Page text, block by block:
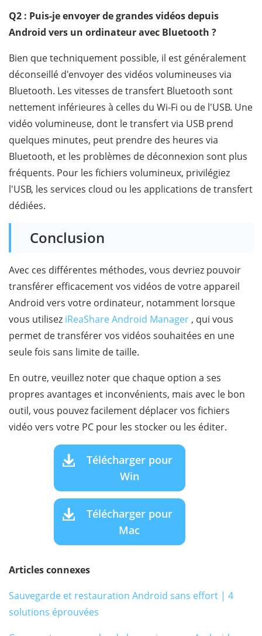
Q2 : Puis-je envoyer de grandes vidéos depuis
Android vers un ordinateur avec Bluetooth ?
Bien que techniquement possible, il est généralement
déconseillé d'envoyer des vidéos volumineuses via
Bluetooth. Les vitesses de transfert Bluetooth sont
nettement inférieures à celles du Wi-Fi ou de l'USB. Une
vidéo volumineuse, dont le transfert via USB prend
quelques minutes, peut prendre des heures via
Bluetooth, et les problèmes de déconnexion sont plus
fréquents. Pour les fichiers volumineux, privilégiez
l'USB, les services cloud ou les applications de transfert
dédiées.
Conclusion
Avec ces différentes méthodes, vous devriez pouvoir
transférer efficacement vos vidéos de votre appareil
Android vers votre ordinateur, notamment lorsque
vous utilisez iReaShare Android Manager , qui vous
permet de transférer vos vidéos souhaitées en une
seule fois sans limite de taille.
En outre, veuillez noter que chaque option a ses
propres avantages et inconvénients, mais avec le bon
outil, vous pouvez facilement déplacer vos fichiers
vidéo vers votre PC pour les stocker ou les éditer.
Télécharger pour
Win
Télécharger pour
Mac
Articles connexes
Sauvegarde et restauration Android sans effort | 4
solutions éprouvées